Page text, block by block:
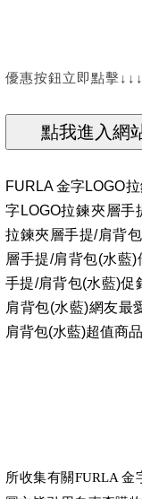
優惠按鈕立即點擊↓↓↓
FURLA 金字LOGO
字LOGO拉鍊夾層手
拉鍊夾層手提/肩背
層手提/肩背包(水藍
手提/肩背包(水藍)促
肩背包(水藍)網友最
肩背包(水藍)超值商品
所收集有關FURLA 金